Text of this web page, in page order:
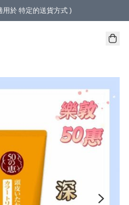
於 特定的送貨方式 )